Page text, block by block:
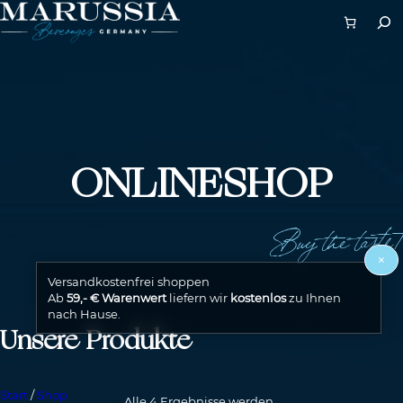
Versandkostenfrei shoppen
Ab59,- € Warenwertliefern wir kostenloszu Ihnen
nach Hause.
×
ONLINESHOP
Buy the taste!
Unsere Produkte
Start/Shop